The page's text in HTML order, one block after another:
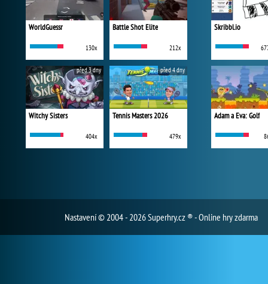
WorldGuessr
130x
Battle Shot Elite
212x
Witchy Sisters
404x
před 3 dny
Tennis Masters 2026
479x
před 4 dny
Skribbl.io
Adam a Eva: Golf
Nastavení© 2004 - 2026 Superhry.cz ® - Online hry zdarma